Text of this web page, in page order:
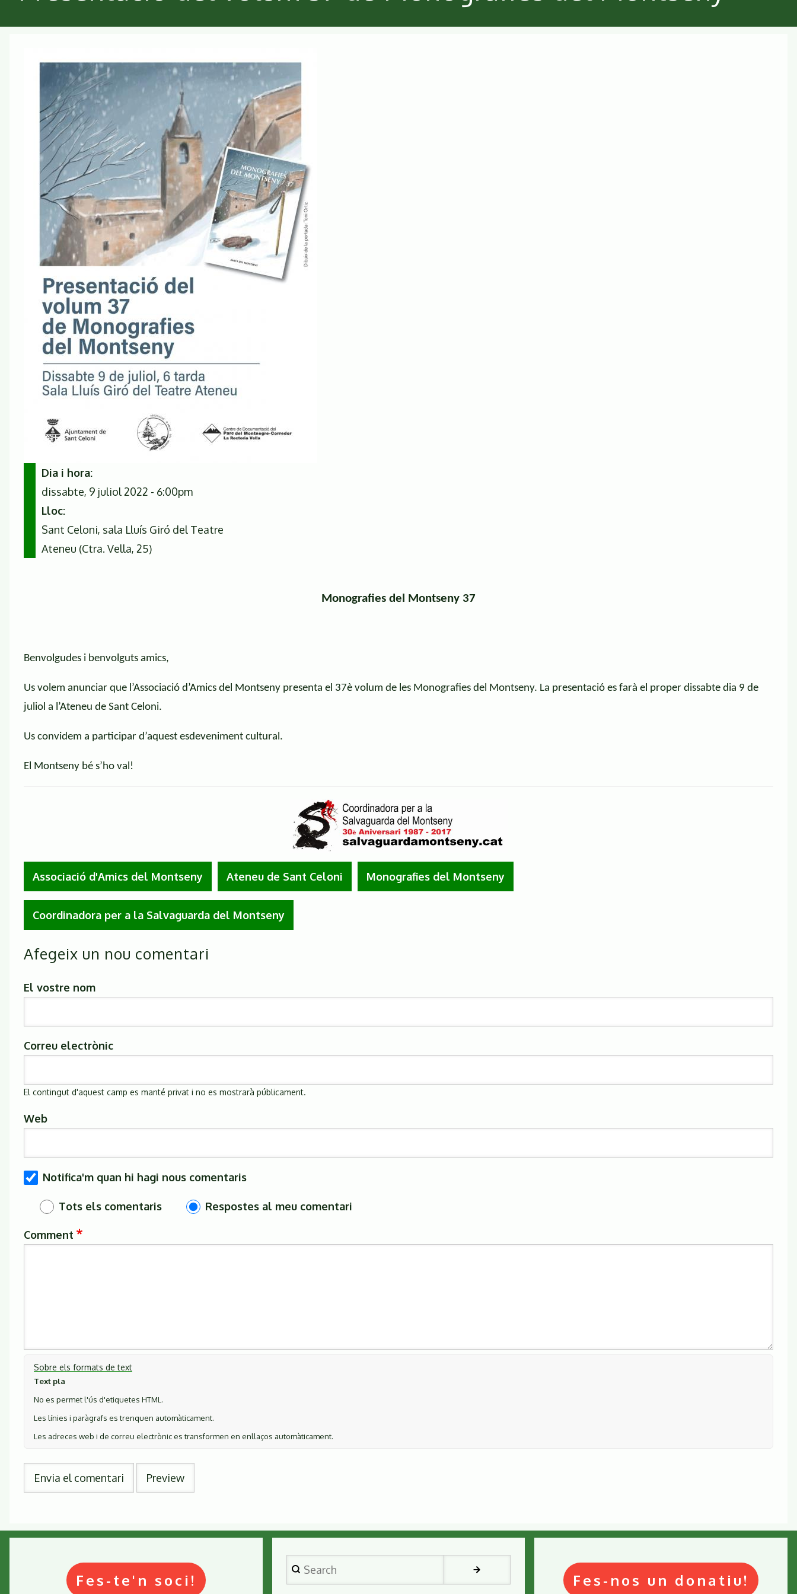
Dia i hora
dissabte, 9 juliol 2022 - 6:00pm
Lloc
Sant Celoni, sala Lluís Giró del Teatre
Ateneu (Ctra. Vella, 25)
Monografies del Montseny 37
Benvolgudes i benvolguts amics,
Us volem anunciar que l’Associació d’Amics del Montseny presenta el 37è volum de les Monografies del Montseny. La presentació es farà el proper dissabte dia 9 de
juliol a l’Ateneu de Sant Celoni.
Us convidem a participar d’aquest esdeveniment cultural.
El Montseny bé s’ho val!
Associació d'Amics del Montseny Ateneu de Sant Celoni Monografies del Montseny
Coordinadora per a la Salvaguarda del Montseny
Afegeix un nou comentari
El vostre nom
Correu electrònic
El contingut d'aquest camp es manté privat i no es mostrarà públicament.
Web
Notifica'm quan hi hagi nous comentaris
Tots els comentaris Respostes al meu comentari
Comment
Sobre els formats de text
Text pla
No es permet l'ús d'etiquetes HTML.
Les línies i paràgrafs es trenquen automàticament.
Les adreces web i de correu electrònic es transformen en enllaços automàticament.
Fes-te'n soci!
Search
Fes-nos un donatiu!